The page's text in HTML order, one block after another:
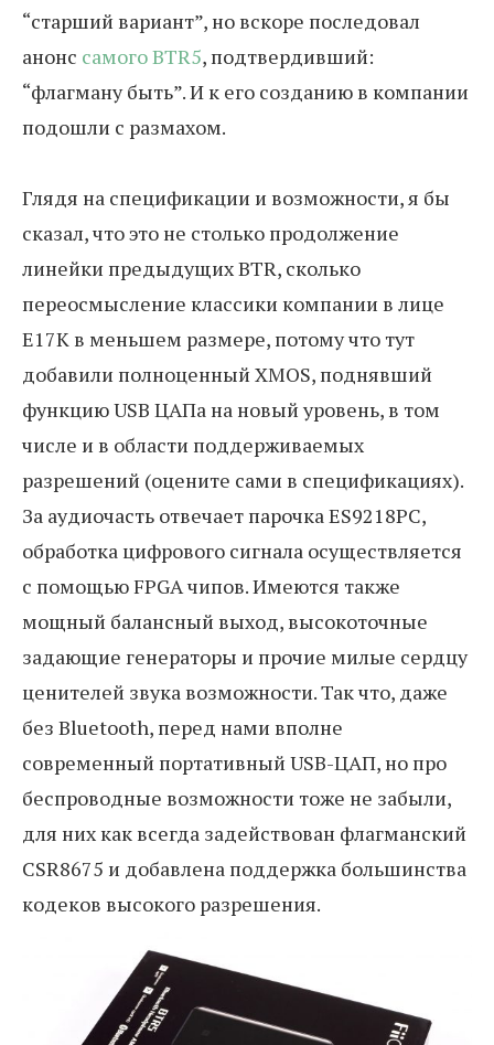
“старший вариант”, но вскоре последовал
анонс самого BTR5, подтвердивший:
“флагману быть”. И к его созданию в компании
подошли с размахом.
Глядя на спецификации и возможности, я бы
сказал, что это не столько продолжение
линейки предыдущих BTR, сколько
переосмысление классики компании в лице
E17K в меньшем размере, потому что тут
добавили полноценный XMOS, поднявший
функцию USB ЦАПа на новый уровень, в том
числе и в области поддерживаемых
разрешений (оцените сами в спецификациях).
За аудиочасть отвечает парочка ES9218PC,
обработка цифрового сигнала осуществляется
с помощью FPGA чипов. Имеются также
мощный балансный выход, высокоточные
задающие генераторы и прочие милые сердцу
ценителей звука возможности. Так что, даже
без Bluetooth, перед нами вполне
современный портативный USB-ЦАП, но про
беспроводные возможности тоже не забыли,
для них как всегда задействован флагманский
CSR8675 и добавлена поддержка большинства
кодеков высокого разрешения.